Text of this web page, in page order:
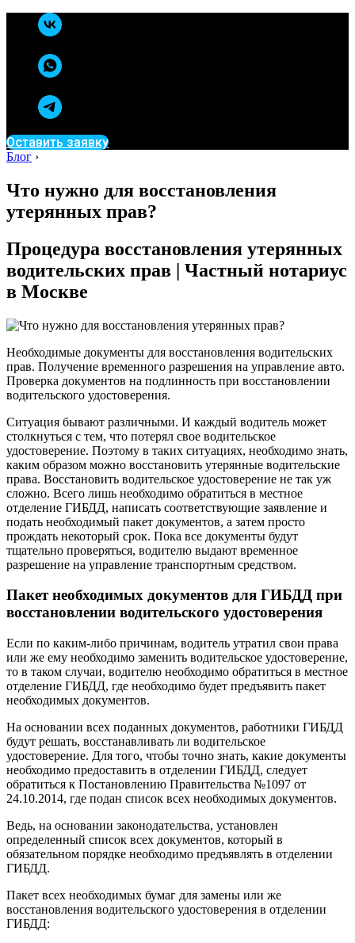
Оставить заявку
Блог ›
Что нужно для восстановления
утерянных прав?
Процедура восстановления утерянных
водительских прав | Частный нотариус
в Москве
Необходимые документы для восстановления водительских
прав. Получение временного разрешения на управление авто.
Проверка документов на подлинность при восстановлении
водительского удостоверения.
Ситуация бывают различными. И каждый водитель может
столкнуться с тем, что потерял свое водительское
удостоверение. Поэтому в таких ситуациях, необходимо знать,
каким образом можно восстановить утерянные водительские
права. Восстановить водительское удостоверение не так уж
сложно. Всего лишь необходимо обратиться в местное
отделение ГИБДД, написать соответствующие заявление и
подать необходимый пакет документов, а затем просто
прождать некоторый срок. Пока все документы будут
тщательно проверяться, водителю выдают временное
разрешение на управление транспортным средством.
Пакет необходимых документов для ГИБДД при
восстановлении водительского удостоверения
Если по каким-либо причинам, водитель утратил свои права
или же ему необходимо заменить водительское удостоверение,
то в таком случаи, водителю необходимо обратиться в местное
отделение ГИБДД, где необходимо будет предъявить пакет
необходимых документов.
На основании всех поданных документов, работники ГИБДД
будут решать, восстанавливать ли водительское
удостоверение. Для того, чтобы точно знать, какие документы
необходимо предоставить в отделении ГИБДД, следует
обратиться к Постановлению Правительства №1097 от
24.10.2014, где подан список всех необходимых документов.
Ведь, на основании законодательства, установлен
определенный список всех документов, который в
обязательном порядке необходимо предъявлять в отделении
ГИБДД.
Пакет всех необходимых бумаг для замены или же
восстановления водительского удостоверения в отделении
ГИБДД: